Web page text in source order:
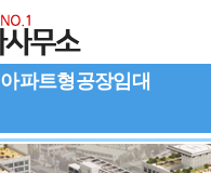
아파트형공장임대